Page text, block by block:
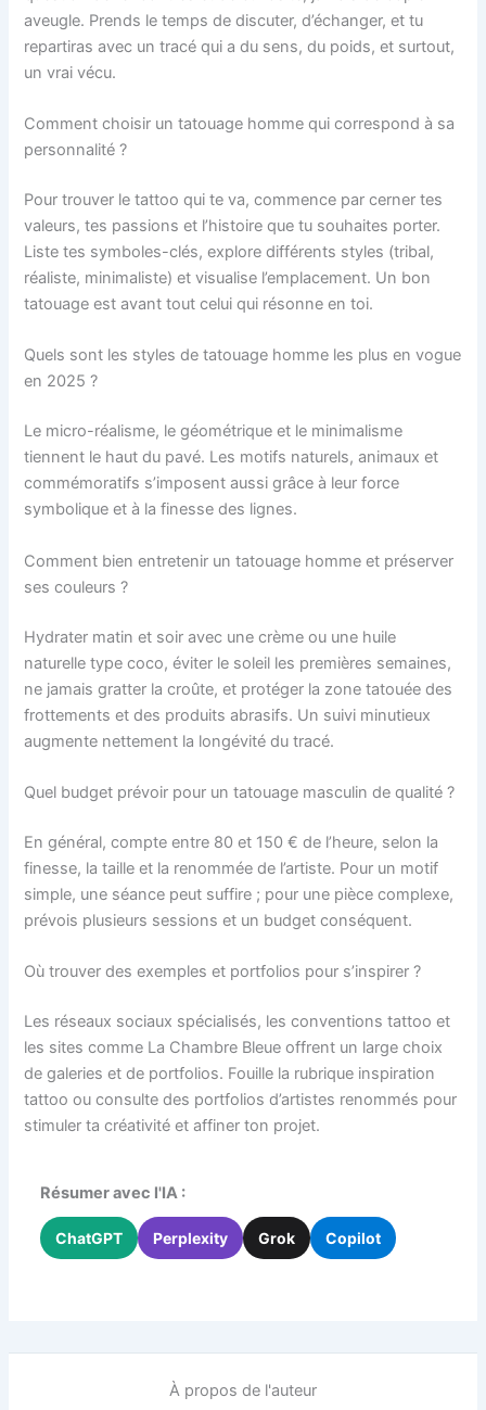
aveugle. Prends le temps de discuter, d’échanger, et tu
repartiras avec un tracé qui a du sens, du poids, et surtout,
un vrai vécu.
Comment choisir un tatouage homme qui correspond à sa
personnalité ?
Pour trouver le tattoo qui te va, commence par cerner tes
valeurs, tes passions et l’histoire que tu souhaites porter.
Liste tes symboles-clés, explore différents styles (tribal,
réaliste, minimaliste) et visualise l’emplacement. Un bon
tatouage est avant tout celui qui résonne en toi.
Quels sont les styles de tatouage homme les plus en vogue
en 2025 ?
Le micro-réalisme, le géométrique et le minimalisme
tiennent le haut du pavé. Les motifs naturels, animaux et
commémoratifs s’imposent aussi grâce à leur force
symbolique et à la finesse des lignes.
Comment bien entretenir un tatouage homme et préserver
ses couleurs ?
Hydrater matin et soir avec une crème ou une huile
naturelle type coco, éviter le soleil les premières semaines,
ne jamais gratter la croûte, et protéger la zone tatouée des
frottements et des produits abrasifs. Un suivi minutieux
augmente nettement la longévité du tracé.
Quel budget prévoir pour un tatouage masculin de qualité ?
En général, compte entre 80 et 150 € de l’heure, selon la
finesse, la taille et la renommée de l’artiste. Pour un motif
simple, une séance peut suffire ; pour une pièce complexe,
prévois plusieurs sessions et un budget conséquent.
Où trouver des exemples et portfolios pour s’inspirer ?
Les réseaux sociaux spécialisés, les conventions tattoo et
les sites comme La Chambre Bleue offrent un large choix
de galeries et de portfolios. Fouille la rubrique inspiration
tattoo ou consulte des portfolios d’artistes renommés pour
stimuler ta créativité et affiner ton projet.
Résumer avec l'IA :
ChatGPT Perplexity Grok Copilot
À propos de l'auteur